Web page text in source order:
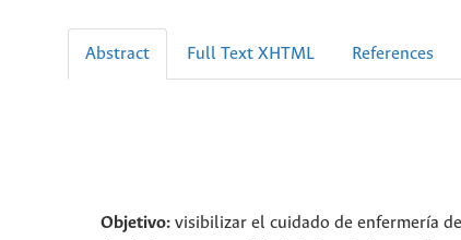
Abstract Full Text XHTML References
Objetivo: visibilizar el cuidado de enfermería